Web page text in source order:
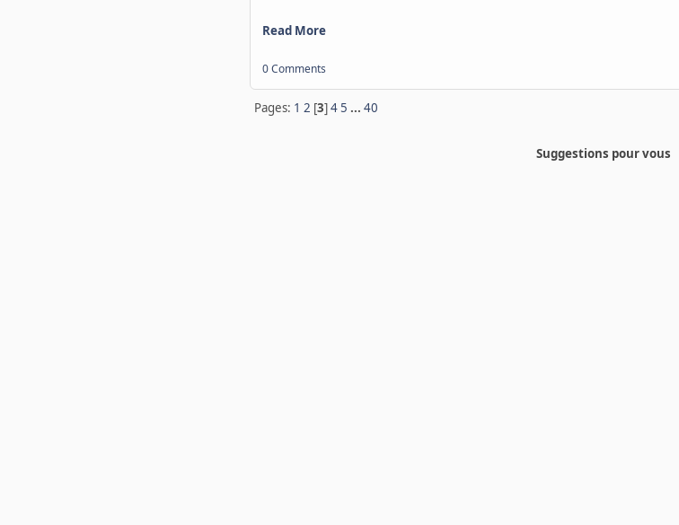
Read More
0 Comments
Pages: 1 2 [3]45 ... 40
Suggestions pour vous